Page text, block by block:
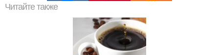
Читайте также